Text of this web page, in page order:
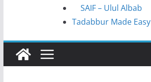
SAIF – Ulul Albab
Tadabbur Made Easy